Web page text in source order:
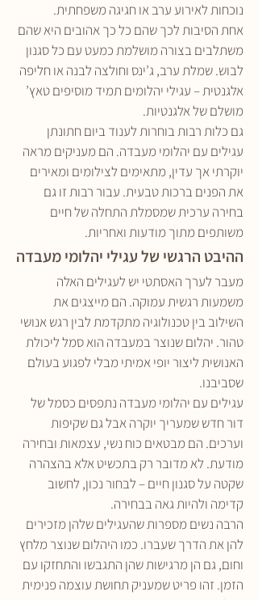
נוכחות לאירוע ערב או חגיגה משפחתית.
אחת הסיבות לכך שהם כל כך אהובים היא שהם
משתלבים בצורה מושלמת כמעט עם כל סגנון
לבוש. שמלת ערב, ג’ינס וחולצה לבנה או חליפה
אלגנטית – עגילי יהלומים תמיד מוסיפים טאץ’
מושלם של אלגנטיות.
גם כלות רבות בוחרות לענוד ביום חתונתן
עגילים עם יהלומי מעבדה. הם מעניקים מראה
יוקרתי אך עדין, מתאימים לצילומים ומאירים
את הפנים ברכות טבעית. עבור רבות זו גם
בחירה ערכית שמסמלת התחלה של חיים
משותפים מתוך מודעות ואחריות.
ההיבט הרגשי של עגילי יהלומי מעבדה
מעבר לערך האסתטי יש לעגילים האלה
משמעות רגשית עמוקה. הם מייצגים את
השילוב בין טכנולוגיה מתקדמת לבין רגש אנושי
טהור. יהלום שנוצר במעבדה הוא סמל ליכולת
האנושית ליצור יופי אמיתי מבלי לפגוע בעולם
שסביבנו.
עגילים עם יהלומי מעבדה נתפסים כסמל של
דור חדש שמעריך יוקרה אבל גם שקיפות
וערכים. הם מבטאים כוח נשי, עצמאות ובחירה
מודעת. לא מדובר רק בתכשיט אלא בהצהרה
שקטה על סגנון חיים – לבחור נכון, לחשוב
קדימה ולהיות גאה בבחירה.
הרבה נשים מספרות שהעגילים שלהן מזכירים
להן את הדרך שעברו. כמו היהלום שנוצר מלחץ
וחום, גם הן מרגישות שהן התגבשו והתחזקו עם
הזמן. זהו פריט שמעניק תחושת עוצמה פנימית